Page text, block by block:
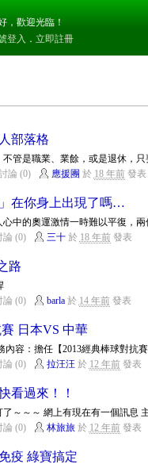
，歡迎光臨！
登入 ． 立即註冊
部落格
管是職業、業餘，或是退休，
論 (0) 應援團 於 18 年前發表
在你身上出現了嗎…
中的奧運激情一時難以平復，
論 (0) 三十於 18 年前發表
路
論 (0) barla於 14 年前發表
日本VS 中華
容：擔任【2013經典棒球對抗
論 (0) 拉汪汪 於 12 年前發表
看過來！！
～～～ 網上有現在有一個訊息
論 (0) 林旅旅於 12 年前發表
疫 綠寶搞定